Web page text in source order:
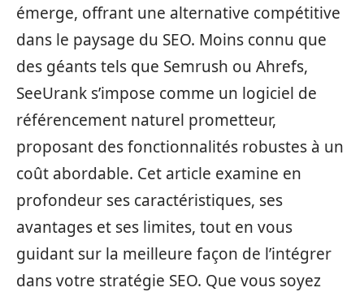
émerge, offrant une alternative compétitive
dans le paysage du SEO. Moins connu que
des géants tels que Semrush ou Ahrefs,
SeeUrank s’impose comme un logiciel de
référencement naturel prometteur,
proposant des fonctionnalités robustes à un
coût abordable. Cet article examine en
profondeur ses caractéristiques, ses
avantages et ses limites, tout en vous
guidant sur la meilleure façon de l’intégrer
dans votre stratégie SEO. Que vous soyez